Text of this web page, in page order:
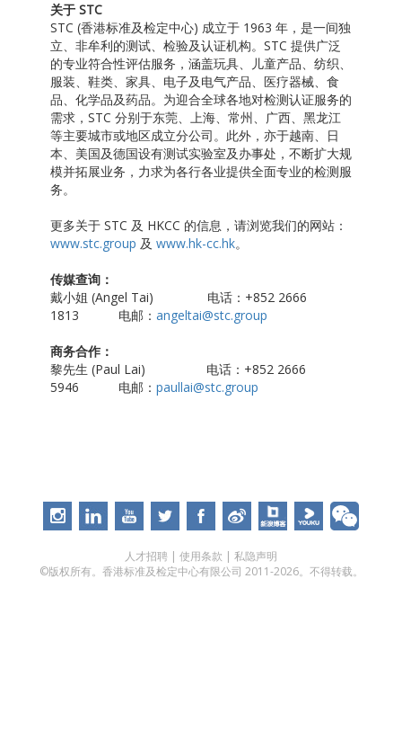
关于STC
STC (香港标准及检定中心) 成立于 1963 年，是一间独
立、非牟利的测试、检验及认证机构。STC 提供广泛
的专业符合性评估服务，涵盖玩具、儿童产品、纺织、
服装、鞋类、家具、电子及电气产品、医疗器械、食
品、化学品及药品。为迎合全球各地对检测认证服务的
需求，STC 分别于东莞、上海、常州、广西、黑龙江
等主要城市或地区成立分公司。此外，亦于越南、日
本、美国及德国设有测试实验室及办事处，不断扩大规
模并拓展业务，力求为各行各业提供全面专业的检测服
务。
更多关于 STC 及 HKCC 的信息，请浏览我们的网站：
www.stc.group 及 www.hk-cc.hk。
传媒查询：
戴小姐 (Angel Tai) 电话：+852 2666
1813 电邮： angeltai@stc.group
商务合作：
黎先生 (Paul Lai) 电话：+852 2666
5946 电邮： paullai@stc.group
人才招聘 | 使用条款 | 私隐声明
©版权所有。香港标准及检定中心有限公司 2011-2026。不得转载。